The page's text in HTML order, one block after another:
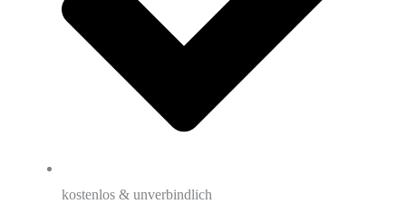
kostenlos & unverbindlich